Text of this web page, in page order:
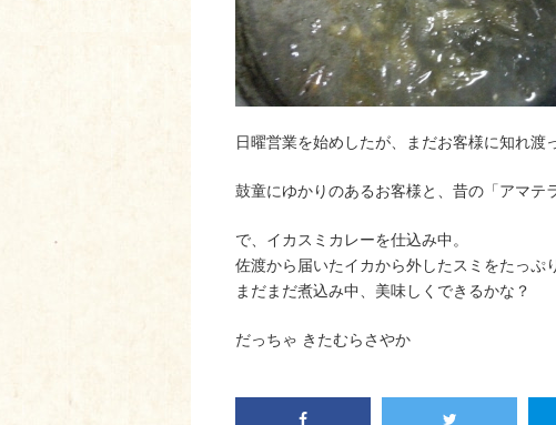
日曜営業を始めしたが、まだお客様に知れ渡
鼓童にゆかりのあるお客様と、昔の「アマテ
で、イカスミカレーを仕込み中。
佐渡から届いたイカから外したスミをたっぷ
まだまだ煮込み中、美味しくできるかな？
だっちゃ きたむらさやか